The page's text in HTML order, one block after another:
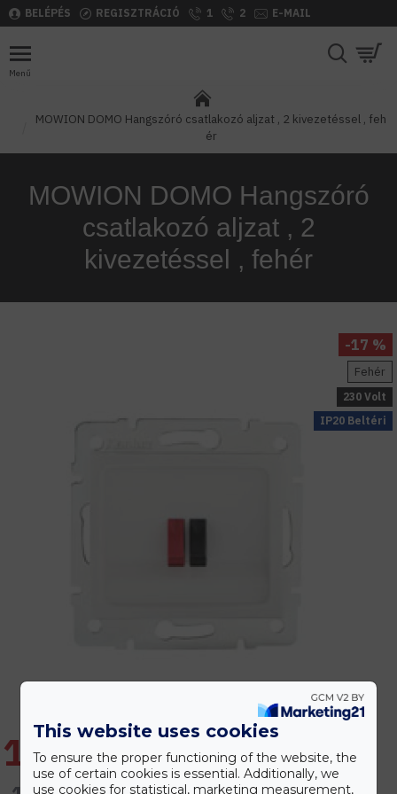
BELÉPÉS REGISZTRÁCIÓ 1 2 E-MAIL
MOWION DOMO Hangszóró csatlakozó aljzat , 2 kivezetéssel , feh
ér
MOWION DOMO Hangszóró
csatlakozó aljzat , 2
kivezetéssel , fehér
IP20 Beltéri
Fehér
230 Volt
-17 %
1.224 Ft
This website uses cookies
To ensure the proper functioning of the website, the
use of certain cookies is essential. Additionally, we
use cookies for statistical, marketing measurement,